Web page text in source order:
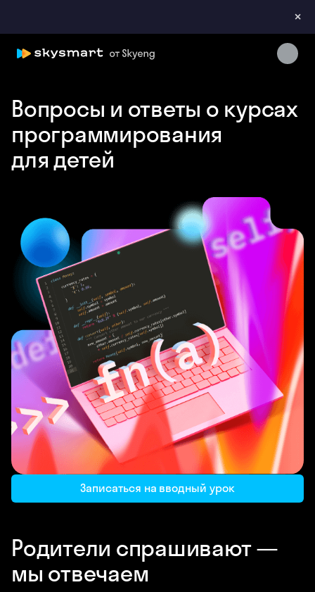
×
Вопросы и ответы о курсах
программирования
для детей
Записаться на вводный урок
Родители спрашивают —
мы отвечаем
online